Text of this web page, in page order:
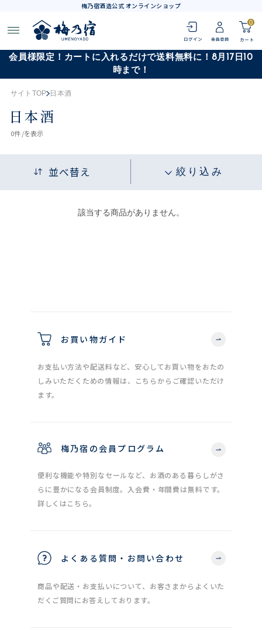
梅乃宿酒造公式 オンラインショップ
0
会員様限定！カートに入れるだけで送料無料に！8月17日10
時まで！
サイトTOP 日本酒
日本酒
0件 /を表示
並べ替え 絞り込み
該当する商品がありません。
お買い物ガイド
お支払い方法や配送料など、安心してお買い物をおたの
しみいただくための情報は、こちらからご確認いただけ
ます。
梅乃宿の会員プログラム
便利な機能や特別なセールなど、お酒のある暮らしがさ
らに豊かになる会員制度。入会費・年間費は無料です。
詳しくはこちら。
よくある質問・お問い合わせ
商品や配送・お支払いについて、お客さまからよくいた
だくご質問にお答えしております。